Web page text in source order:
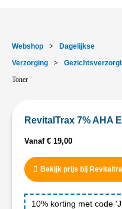
Webshop >
Dagelijkse
Verzorging
>
Toner
RevitalTrax 7% AHA
Vanaf € 19,00
Bekijk prijs bij
10% korting met code